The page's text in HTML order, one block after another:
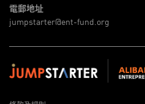
電郵地址
jumpstarter@ent-fund.org